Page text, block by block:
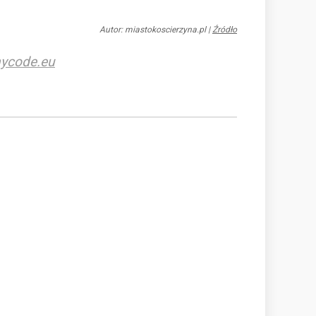
Autor: miastokoscierzyna.pl|Źródło